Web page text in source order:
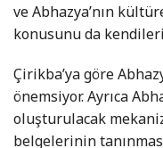
ve Abhazya’nın
konusunu da
Çirikba’ya göre
önemsiyor. Ayrıca
oluşturulacak
belgelerinin